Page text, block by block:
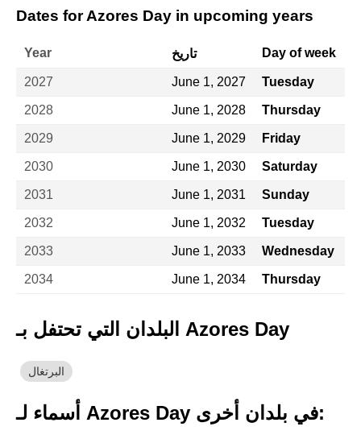
Dates for Azores Day in upcoming years
Year تاريخ Day of week
2027 June 1, 2027 Tuesday
2028 June 1, 2028 Thursday
2029 June 1, 2029 Friday
2030 June 1, 2030 Saturday
2031 June 1, 2031 Sunday
2032 June 1, 2032 Tuesday
2033 June 1, 2033 Wednesday
2034 June 1, 2034 Thursday
البلدان التي تحتفل بـ Azores Day
البرتغال
أسماء لـ Azores Day في بلدان أخرى: